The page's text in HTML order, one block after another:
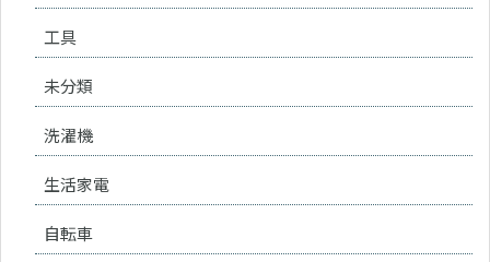
工具
未分類
洗濯機
生活家電
自転車